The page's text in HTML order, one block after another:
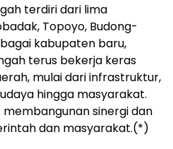
terdiri dari lima
Topoyo, Budong-
kabupaten baru,
terus bekerja keras
mulai dari infrastruktur,
hingga masyarakat.
membangunan sinergi dan
dan masyarakat.(*)